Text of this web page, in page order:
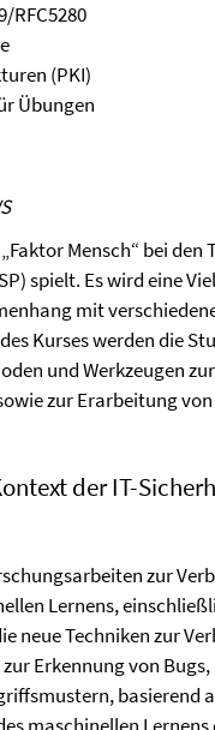
RFC5280
(PKI)
Übungen
Mensch“ bei den
spielt. Es wird eine
mit
Kurses werden die
und Werkzeugen
zur Erarbeitung
der IT-
zur
Lernens,
neue Techniken zur
Erkennung von
basierend